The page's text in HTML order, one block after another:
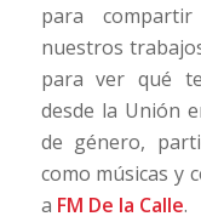
para
nuestros
para ver qué
desde la Unión
de género,
como músicas y
a FM De la Calle.